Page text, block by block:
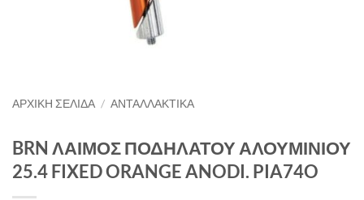
ΑΡΧΙΚΉ ΣΕΛΊΔΑ / ΑΝΤΑΛΛΑΚΤΙΚΑ
BRN ΛΑΙΜΟΣ ΠΟΔΗΛΑΤΟΥ ΑΛΟΥΜΙΝΙΟΥ
25.4 FIXED ORANGE ANODI. PIA74O